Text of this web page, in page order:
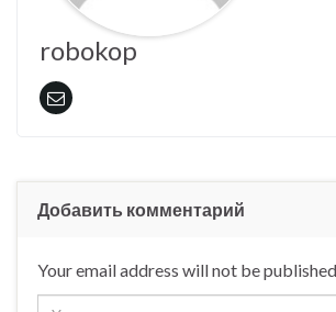
robokop
Добавить комментарий
Your email address will not be